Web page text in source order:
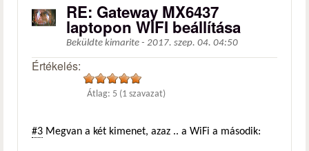
RE: Gateway MX6437
laptopon WIFI beállítása
Beküldte kimarite - 2017. szep. 04. 04:50
Értékelés:
Átlag: 5 (1 szavazat)
#3 Megvan a két kimenet, azaz .. a WiFi a második: